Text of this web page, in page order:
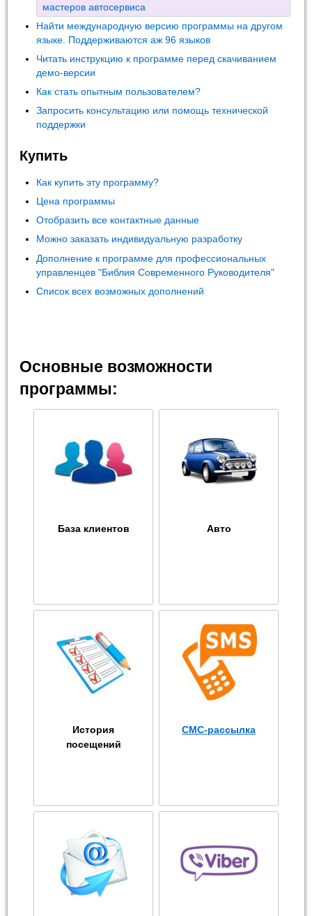
мастеров автосервиса
Найти международную версию программы на другом
языке. Поддерживаются аж 96 языков
Читать инструкцию к программе перед скачиванием
демо-версии
Как стать опытным пользователем?
Запросить консультацию или помощь технической
поддержки
Купить
Как купить эту программу?
Цена программы
Отобразить все контактные данные
Можно заказать индивидуальную разработку
Дополнение к программе для профессиональных
управленцев "Библия Современного Руководителя"
Список всех возможных дополнений
Основные возможности
программы:
База клиентов Авто
История
посещений
СМС-рассылка